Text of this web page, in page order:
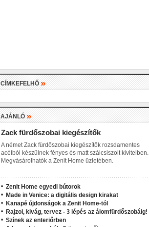
CÍMKEFELHŐ»
AJÁNLÓ»
Zack fürdőszobai kiegészítők
A német Zack fürdőszobai kiegészítők rozsdamentes
acélból készülnek fényes és matt szálcsiszolt kivitelben.
Megvásárolhatók a Zenit Home üzletében.
Zenit Home egyedi bútorok
Made in Venice: a digitális design kirakat
Kanapé újdonságok a Zenit Home-tól
Rajzol, kivág, tervez - 3 lépés az álomfürdőszobáig!
Színek az enteriőrben